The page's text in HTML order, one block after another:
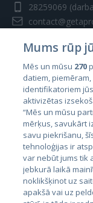
28259069
Valstis
Igaunija
Latvija
Lietuva
Mums rūp
Mēs un mūsu 270
datiem,
identifikatoriem
aktivizētas
“Mēs un mūsu
mērķus, savukārt
savu piekrišanu,
tehnoloģijas ir
var nebūt jums tik
jebkurā laikā
noklikšķinot uz
apakšā vai uz